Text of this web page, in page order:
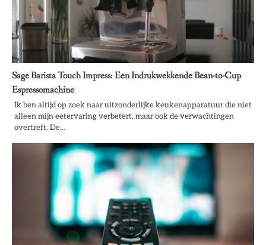
Sage Barista Touch Impress: Een Indrukwekkende Bean-to-Cup
Espressomachine
Ik ben altijd op zoek naar uitzonderlijke keukenapparatuur die niet
alleen mijn eetervaring verbetert, maar ook de verwachtingen
overtreft. De…